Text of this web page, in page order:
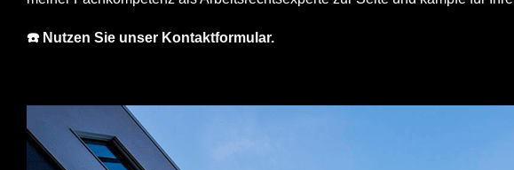
☎️ Nutzen Sie unser Kontaktformular.